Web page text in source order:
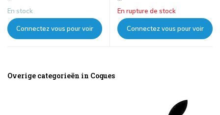
En stock
Connectez vous pour voir
En rupture de stock
Connectez vous pour voir
Overige categorieën in Coques